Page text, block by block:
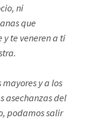
ni
que
y te veneren a ti
mayores y a los
asechanzas del
podamos salir